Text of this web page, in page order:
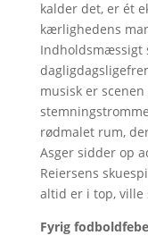
kalder det, er ét
kærlighedens
Indholdsmæssigt
musisk er
rødmalet rum,
Asger sidder op
Reiersens
altid er i top, ville
Fyrig